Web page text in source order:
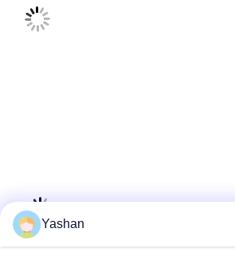
Yashan